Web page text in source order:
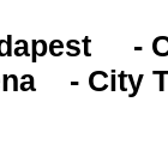
-
- City